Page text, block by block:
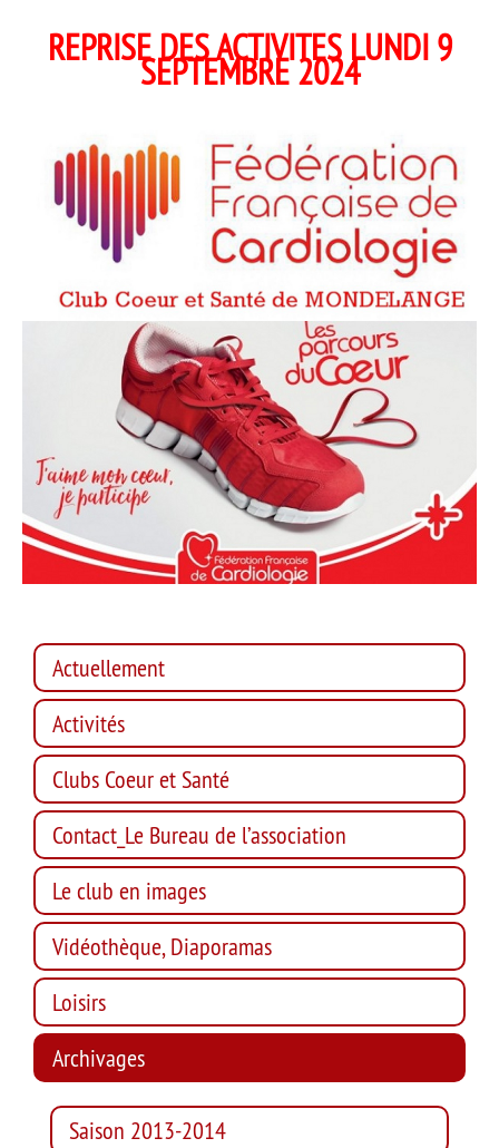
REPRISE DES ACTIVITES LUNDI 9
SEPTEMBRE 2024
Actuellement
Activités
Clubs Coeur et Santé
Contact_Le Bureau de l’association
Le club en images
Vidéothèque, Diaporamas
Loisirs
Archivages
Saison 2013-2014